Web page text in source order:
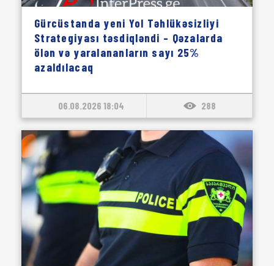
Gürcüstanda yeni Yol Təhlükəsizliyi
Strategiyası təsdiqləndi – Qəzalarda
ölən və yaralananların sayı 25%
azaldılacaq
06.08.2026 18:04 288